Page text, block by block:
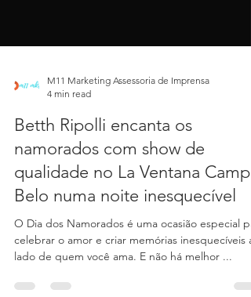
4 min read
Betth Ripolli encanta os
namorados com show de
qualidade no La Ventana Campo
Belo numa noite inesquecível
O Dia dos Namorados é uma ocasião especial
lado de quem você ama. E não há melhor ...